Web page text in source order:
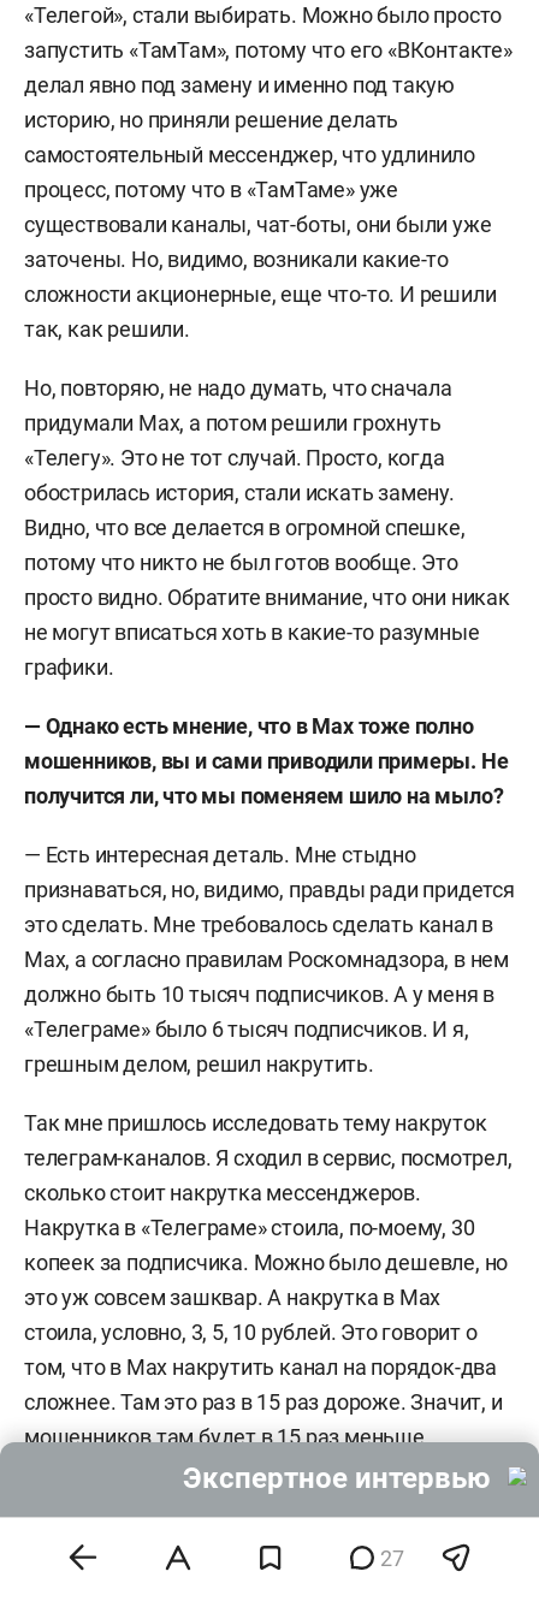
«Телегой», стали выбирать. Можно было просто
запустить «ТамТам», потому что его «ВКонтакте»
делал явно под замену и именно под такую
историю, но приняли решение делать
самостоятельный мессенджер, что удлинило
процесс, потому что в «ТамТаме» уже
существовали каналы, чат-боты, они были уже
заточены. Но, видимо, возникали какие-то
сложности акционерные, еще что-то. И решили
так, как решили.
Но, повторяю, не надо думать, что сначала
придумали Max, а потом решили грохнуть
«Телегу». Это не тот случай. Просто, когда
обострилась история, стали искать замену.
Видно, что все делается в огромной спешке,
потому что никто не был готов вообще. Это
просто видно. Обратите внимание, что они никак
не могут вписаться хоть в какие-то разумные
графики.
— Однако есть мнение, что в Maxтоже полно
мошенников, вы и сами приводили примеры. Не
получится ли, что мы поменяем шило на мыло?
— Есть интересная деталь. Мне стыдно
признаваться, но, видимо, правды ради придется
это сделать. Мне требовалось сделать канал в
Max, а согласно правилам Роскомнадзора, в нем
должно быть 10 тысяч подписчиков. А у меня в
«Телеграме» было 6 тысяч подписчиков. И я,
грешным делом, решил накрутить.
Так мне пришлось исследовать тему накруток
телеграм-каналов. Я сходил в сервис, посмотрел,
сколько стоит накрутка мессенджеров.
Накрутка в «Телеграме» стоила, по-моему, 30
копеек за подписчика. Можно было дешевле, но
это уж совсем зашквар. А накрутка в Max
стоила, условно, 3, 5, 10 рублей. Это говорит о
том, что в Max накрутить канал на порядок-два
сложнее. Там это раз в 15 раз дороже. Значит, и
мошенников там будет в 15 раз меньше.
В Max обычные, «классические» мошенники,
звонят живые люди, не прячутся от вас, смотрят
27
Экспертное интервью